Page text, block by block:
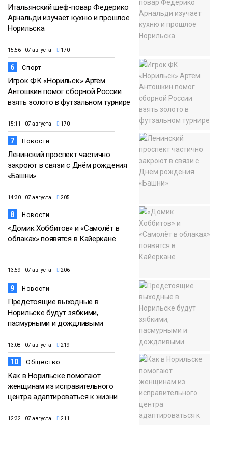
Итальянский шеф-повар Федерико
Арнальди изучает кухню и прошлое
Норильска
15:56 07 августа 170
6 Спорт
Игрок ФК «Норильск» Артём
Антошкин помог сборной России
взять золото в футзальном турнире
15:11 07 августа 170
7 Новости
Ленинский проспект частично
закроют в связи с Днём рождения
«Башни»
14:30 07 августа 205
8 Новости
«Домик Хоббитов» и «Самолёт в
облаках» появятся в Кайеркане
13:59 07 августа 206
9 Новости
Предстоящие выходные в
Норильске будут зябкими,
пасмурными и дождливыми
13:08 07 августа 219
10 Общество
Как в Норильске помогают
женщинам из исправительного
центра адаптироваться к жизни
12:32 07 августа 211